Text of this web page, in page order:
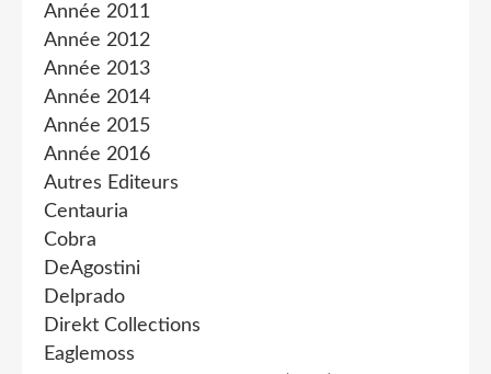
Année 2011
Année 2012
Année 2013
Année 2014
Année 2015
Année 2016
Autres Editeurs
Centauria
Cobra
DeAgostini
Delprado
Direkt Collections
Eaglemoss